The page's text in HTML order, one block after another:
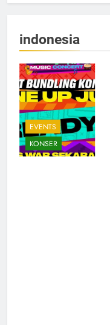
indonesia
EVENTS
KONSER